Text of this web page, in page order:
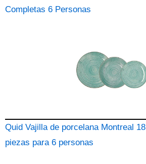
Completas 6 Personas
Quid Vajilla de porcelana Montreal 18
piezas para 6 personas